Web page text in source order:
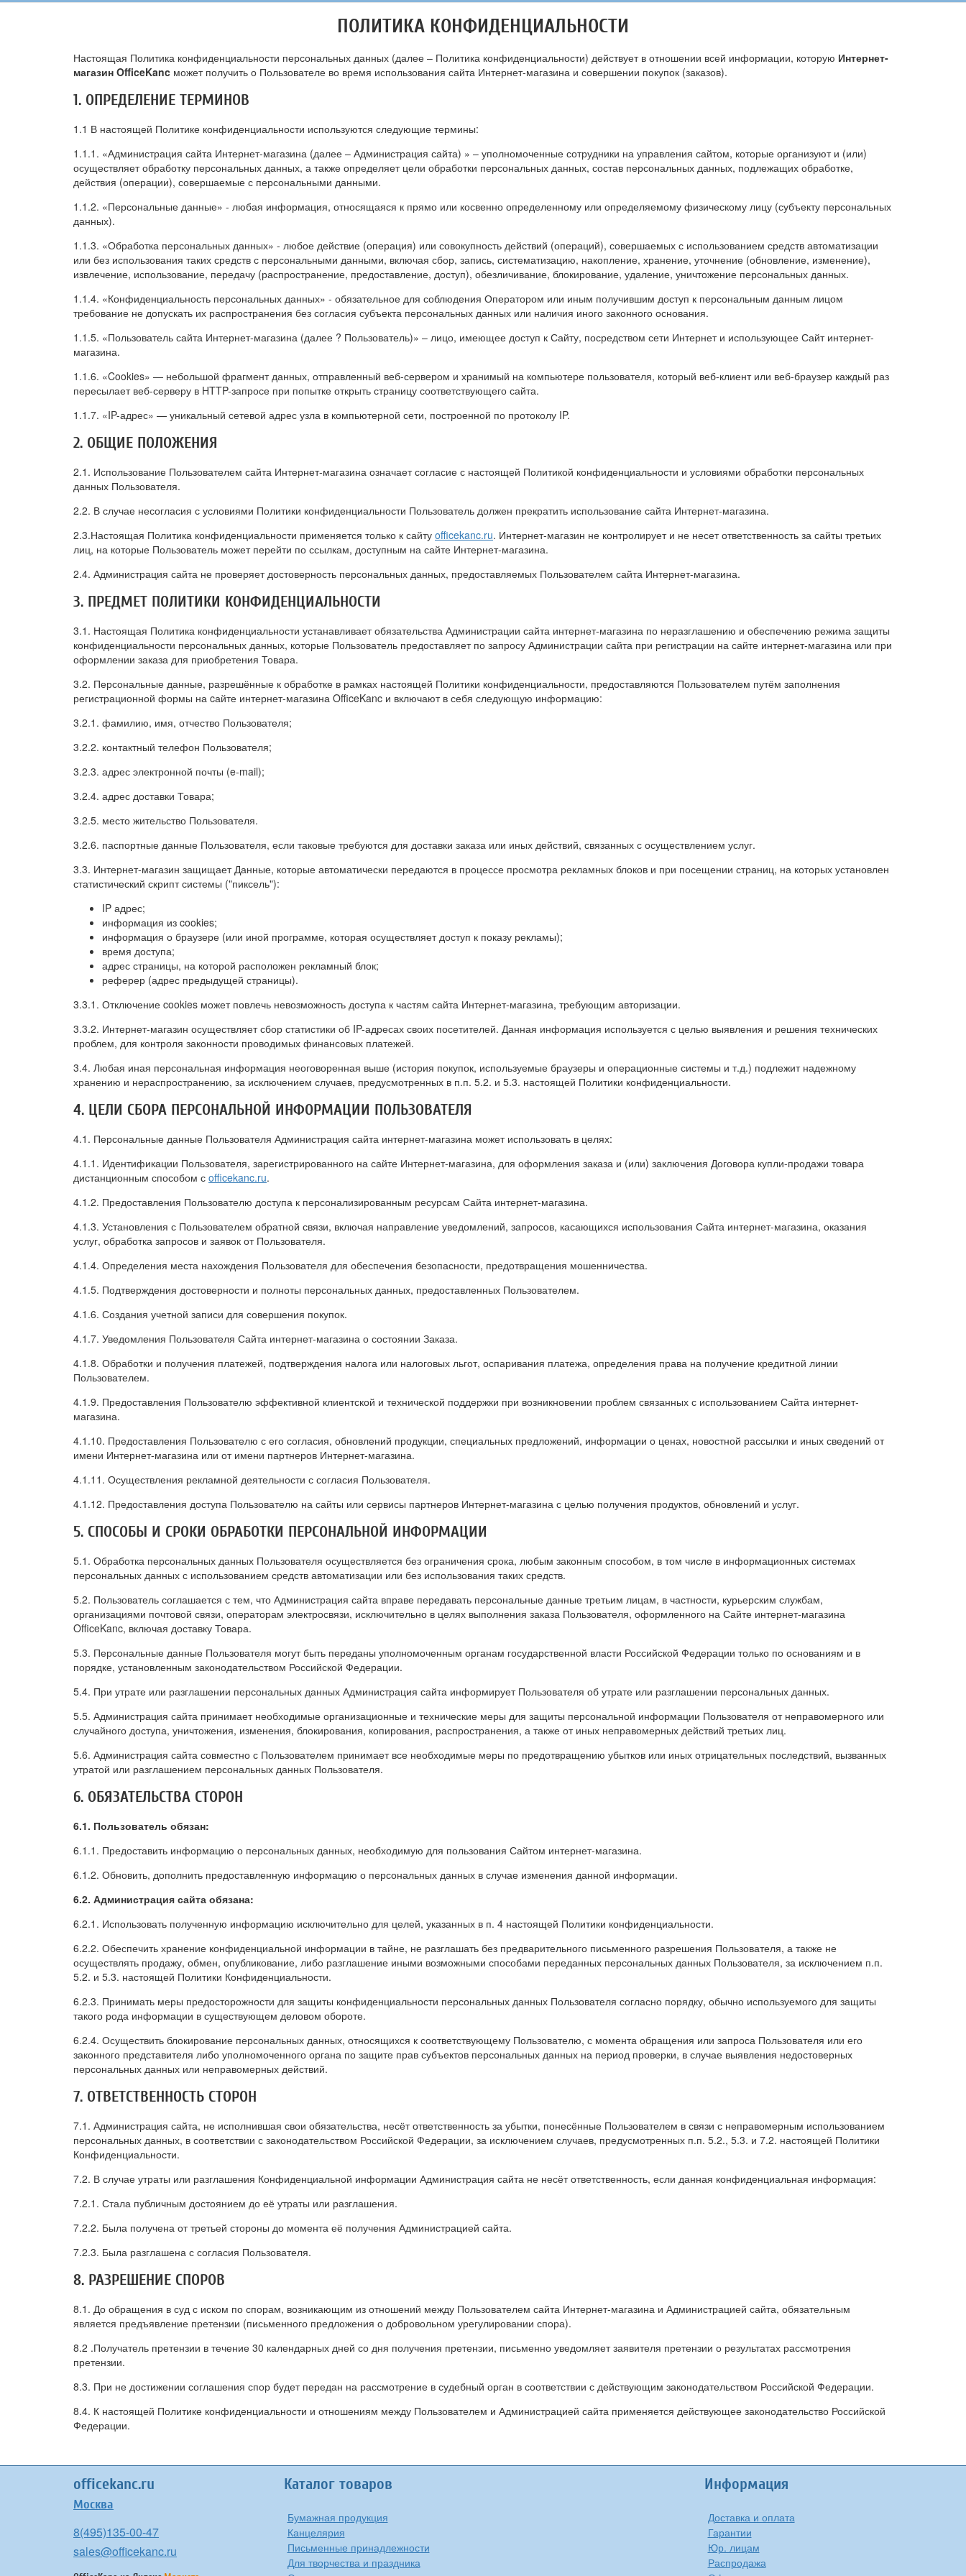
ПОЛИТИКА КОНФИДЕНЦИАЛЬНОСТИ
Настоящая Политика конфиденциальности персональных данных (далее – Политика конфиденциальности) действует в отношении всей информации, которую Интернет-
магазин OfficeKanc может получить о Пользователе во время использования сайта Интернет-магазина и совершении покупок (заказов).
1. ОПРЕДЕЛЕНИЕ ТЕРМИНОВ
1.1 В настоящей Политике конфиденциальности используются следующие термины:
1.1.1. «Администрация сайта Интернет-магазина (далее – Администрация сайта) » – уполномоченные сотрудники на управления сайтом, которые организуют и (или)
осуществляет обработку персональных данных, а также определяет цели обработки персональных данных, состав персональных данных, подлежащих обработке,
действия (операции), совершаемые с персональными данными.
1.1.2. «Персональные данные» - любая информация, относящаяся к прямо или косвенно определенному или определяемому физическому лицу (субъекту персональных
данных).
1.1.3. «Обработка персональных данных» - любое действие (операция) или совокупность действий (операций), совершаемых с использованием средств автоматизации
или без использования таких средств с персональными данными, включая сбор, запись, систематизацию, накопление, хранение, уточнение (обновление, изменение),
извлечение, использование, передачу (распространение, предоставление, доступ), обезличивание, блокирование, удаление, уничтожение персональных данных.
1.1.4. «Конфиденциальность персональных данных» - обязательное для соблюдения Оператором или иным получившим доступ к персональным данным лицом
требование не допускать их распространения без согласия субъекта персональных данных или наличия иного законного основания.
1.1.5. «Пользователь сайта Интернет-магазина (далее ? Пользователь)» – лицо, имеющее доступ к Сайту, посредством сети Интернет и использующее Сайт интернет-
магазина.
1.1.6. «Cookies» — небольшой фрагмент данных, отправленный веб-сервером и хранимый на компьютере пользователя, который веб-клиент или веб-браузер каждый раз
пересылает веб-серверу в HTTP-запросе при попытке открыть страницу соответствующего сайта.
1.1.7. «IP-адрес» — уникальный сетевой адрес узла в компьютерной сети, построенной по протоколу IP.
2. ОБЩИЕ ПОЛОЖЕНИЯ
2.1. Использование Пользователем сайта Интернет-магазина означает согласие с настоящей Политикой конфиденциальности и условиями обработки персональных
данных Пользователя.
2.2. В случае несогласия с условиями Политики конфиденциальности Пользователь должен прекратить использование сайта Интернет-магазина.
2.3.Настоящая Политика конфиденциальности применяется только к сайту officekanc.ru. Интернет-магазин не контролирует и не несет ответственность за сайты третьих
лиц, на которые Пользователь может перейти по ссылкам, доступным на сайте Интернет-магазина.
2.4. Администрация сайта не проверяет достоверность персональных данных, предоставляемых Пользователем сайта Интернет-магазина.
3. ПРЕДМЕТ ПОЛИТИКИ КОНФИДЕНЦИАЛЬНОСТИ
3.1. Настоящая Политика конфиденциальности устанавливает обязательства Администрации сайта интернет-магазина по неразглашению и обеспечению режима защиты
конфиденциальности персональных данных, которые Пользователь предоставляет по запросу Администрации сайта при регистрации на сайте интернет-магазина или при
оформлении заказа для приобретения Товара.
3.2. Персональные данные, разрешённые к обработке в рамках настоящей Политики конфиденциальности, предоставляются Пользователем путём заполнения
регистрационной формы на cайте интернет-магазина OfficeKanc и включают в себя следующую информацию:
3.2.1. фамилию, имя, отчество Пользователя;
3.2.2. контактный телефон Пользователя;
3.2.3. адрес электронной почты (e-mail);
3.2.4. адрес доставки Товара;
3.2.5. место жительство Пользователя.
3.2.6. паспортные данные Пользователя, если таковые требуются для доставки заказа или иных действий, связанных с осуществлением услуг.
3.3. Интернет-магазин защищает Данные, которые автоматически передаются в процессе просмотра рекламных блоков и при посещении страниц, на которых установлен
статистический скрипт системы ("пиксель"):
IP адрес;
информация из cookies;
информация о браузере (или иной программе, которая осуществляет доступ к показу рекламы);
время доступа;
адрес страницы, на которой расположен рекламный блок;
реферер (адрес предыдущей страницы).
3.3.1. Отключение cookies может повлечь невозможность доступа к частям сайта Интернет-магазина, требующим авторизации.
3.3.2. Интернет-магазин осуществляет сбор статистики об IP-адресах своих посетителей. Данная информация используется с целью выявления и решения технических
проблем, для контроля законности проводимых финансовых платежей.
3.4. Любая иная персональная информация неоговоренная выше (история покупок, используемые браузеры и операционные системы и т.д.) подлежит надежному
хранению и нераспространению, за исключением случаев, предусмотренных в п.п. 5.2. и 5.3. настоящей Политики конфиденциальности.
4. ЦЕЛИ СБОРА ПЕРСОНАЛЬНОЙ ИНФОРМАЦИИ ПОЛЬЗОВАТЕЛЯ
4.1. Персональные данные Пользователя Администрация сайта интернет-магазина может использовать в целях:
4.1.1. Идентификации Пользователя, зарегистрированного на сайте Интернет-магазина, для оформления заказа и (или) заключения Договора купли-продажи товара
дистанционным способом с officekanc.ru.
4.1.2. Предоставления Пользователю доступа к персонализированным ресурсам Сайта интернет-магазина.
4.1.3. Установления с Пользователем обратной связи, включая направление уведомлений, запросов, касающихся использования Сайта интернет-магазина, оказания
услуг, обработка запросов и заявок от Пользователя.
4.1.4. Определения места нахождения Пользователя для обеспечения безопасности, предотвращения мошенничества.
4.1.5. Подтверждения достоверности и полноты персональных данных, предоставленных Пользователем.
4.1.6. Создания учетной записи для совершения покупок.
4.1.7. Уведомления Пользователя Сайта интернет-магазина о состоянии Заказа.
4.1.8. Обработки и получения платежей, подтверждения налога или налоговых льгот, оспаривания платежа, определения права на получение кредитной линии
Пользователем.
4.1.9. Предоставления Пользователю эффективной клиентской и технической поддержки при возникновении проблем связанных с использованием Сайта интернет-
магазина.
4.1.10. Предоставления Пользователю с его согласия, обновлений продукции, специальных предложений, информации о ценах, новостной рассылки и иных сведений от
имени Интернет-магазина или от имени партнеров Интернет-магазина.
4.1.11. Осуществления рекламной деятельности с согласия Пользователя.
4.1.12. Предоставления доступа Пользователю на сайты или сервисы партнеров Интернет-магазина с целью получения продуктов, обновлений и услуг.
5. СПОСОБЫ И СРОКИ ОБРАБОТКИ ПЕРСОНАЛЬНОЙ ИНФОРМАЦИИ
5.1. Обработка персональных данных Пользователя осуществляется без ограничения срока, любым законным способом, в том числе в информационных системах
персональных данных с использованием средств автоматизации или без использования таких средств.
5.2. Пользователь соглашается с тем, что Администрация сайта вправе передавать персональные данные третьим лицам, в частности, курьерским службам,
организациями почтовой связи, операторам электросвязи, исключительно в целях выполнения заказа Пользователя, оформленного на Сайте интернет-магазина
OfficeKanc, включая доставку Товара.
5.3. Персональные данные Пользователя могут быть переданы уполномоченным органам государственной власти Российской Федерации только по основаниям и в
порядке, установленным законодательством Российской Федерации.
5.4. При утрате или разглашении персональных данных Администрация сайта информирует Пользователя об утрате или разглашении персональных данных.
5.5. Администрация сайта принимает необходимые организационные и технические меры для защиты персональной информации Пользователя от неправомерного или
случайного доступа, уничтожения, изменения, блокирования, копирования, распространения, а также от иных неправомерных действий третьих лиц.
5.6. Администрация сайта совместно с Пользователем принимает все необходимые меры по предотвращению убытков или иных отрицательных последствий, вызванных
утратой или разглашением персональных данных Пользователя.
6. ОБЯЗАТЕЛЬСТВА СТОРОН
6.1. Пользователь обязан:
6.1.1. Предоставить информацию о персональных данных, необходимую для пользования Сайтом интернет-магазина.
6.1.2. Обновить, дополнить предоставленную информацию о персональных данных в случае изменения данной информации.
6.2. Администрация сайта обязана:
6.2.1. Использовать полученную информацию исключительно для целей, указанных в п. 4 настоящей Политики конфиденциальности.
6.2.2. Обеспечить хранение конфиденциальной информации в тайне, не разглашать без предварительного письменного разрешения Пользователя, а также не
осуществлять продажу, обмен, опубликование, либо разглашение иными возможными способами переданных персональных данных Пользователя, за исключением п.п.
5.2. и 5.3. настоящей Политики Конфиденциальности.
6.2.3. Принимать меры предосторожности для защиты конфиденциальности персональных данных Пользователя согласно порядку, обычно используемого для защиты
такого рода информации в существующем деловом обороте.
6.2.4. Осуществить блокирование персональных данных, относящихся к соответствующему Пользователю, с момента обращения или запроса Пользователя или его
законного представителя либо уполномоченного органа по защите прав субъектов персональных данных на период проверки, в случае выявления недостоверных
персональных данных или неправомерных действий.
7. ОТВЕТСТВЕННОСТЬ СТОРОН
7.1. Администрация сайта, не исполнившая свои обязательства, несёт ответственность за убытки, понесённые Пользователем в связи с неправомерным использованием
персональных данных, в соответствии с законодательством Российской Федерации, за исключением случаев, предусмотренных п.п. 5.2., 5.3. и 7.2. настоящей Политики
Конфиденциальности.
7.2. В случае утраты или разглашения Конфиденциальной информации Администрация сайта не несёт ответственность, если данная конфиденциальная информация:
7.2.1. Стала публичным достоянием до её утраты или разглашения.
7.2.2. Была получена от третьей стороны до момента её получения Администрацией сайта.
7.2.3. Была разглашена с согласия Пользователя.
8. РАЗРЕШЕНИЕ СПОРОВ
8.1. До обращения в суд с иском по спорам, возникающим из отношений между Пользователем сайта Интернет-магазина и Администрацией сайта, обязательным
является предъявление претензии (письменного предложения о добровольном урегулировании спора).
8.2 .Получатель претензии в течение 30 календарных дней со дня получения претензии, письменно уведомляет заявителя претензии о результатах рассмотрения
претензии.
8.3. При не достижении соглашения спор будет передан на рассмотрение в судебный орган в соответствии с действующим законодательством Российской Федерации.
8.4. К настоящей Политике конфиденциальности и отношениям между Пользователем и Администрацией сайта применяется действующее законодательство Российской
Федерации.
officekanc.ru
Москва
8(495)135-00-47
sales@officekanc.ru
Каталог товаров
Бумажная продукция
Канцелярия
Письменные принадлежности
Для творчества и праздника
Информация
Доставка и оплата
Гарантии
Юр. лицам
Распродажа